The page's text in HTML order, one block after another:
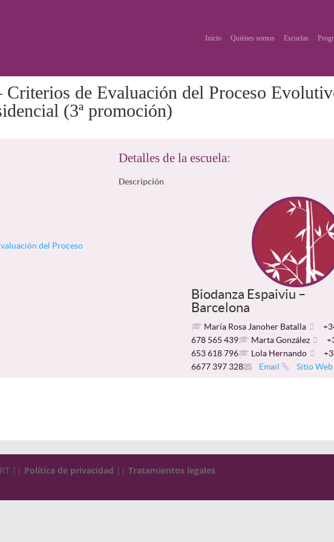
Inicio Quiénes somos Escuelas
de Evaluación del Proceso
(3ª promoción)
del Proceso
Detalles de la escuela:
Descripción
Biodanza Espaiviu –
Barcelona
María Rosa Janoher Batalla
678 565 439
Marta González
653 618 796
Lola Hernando
6677 397 328
Email Sitio Web
|| Política de privacidad ||Tratamientos legales